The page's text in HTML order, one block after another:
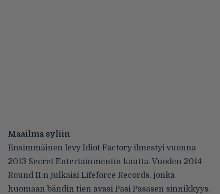
Maailma syliin
Ensimmäinen levy Idiot Factory ilmestyi vuonna
2013 Secret Entertainmentin kautta. Vuoden 2014
Round II:n julkaisi Lifeforce Records, jonka
huomaan bändin tien avasi Pasi Pasasen sinnikkyys.